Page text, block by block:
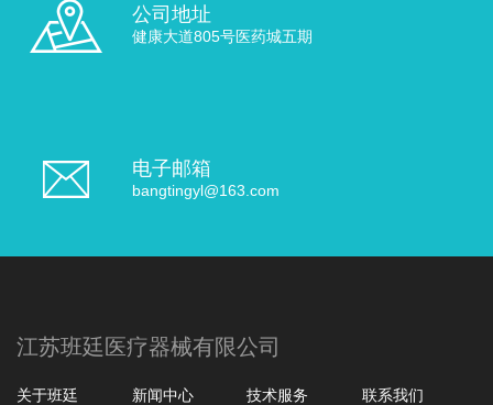
公司地址
健康大道805号医药城五期
电子邮箱
bangtingyl@163.com
江苏班廷医疗器械有限公司
关于班廷
新闻中心
技术服务
联系我们